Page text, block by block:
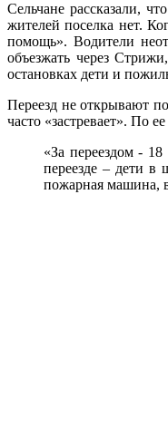
Сельчане рассказали,
жителей поселка нет.
помощь». Водители
объезжать через
остановках дети и
Переезд не открывают
часто «застревает». По
«За переездом -
переезде – дети в
пожарная машина,